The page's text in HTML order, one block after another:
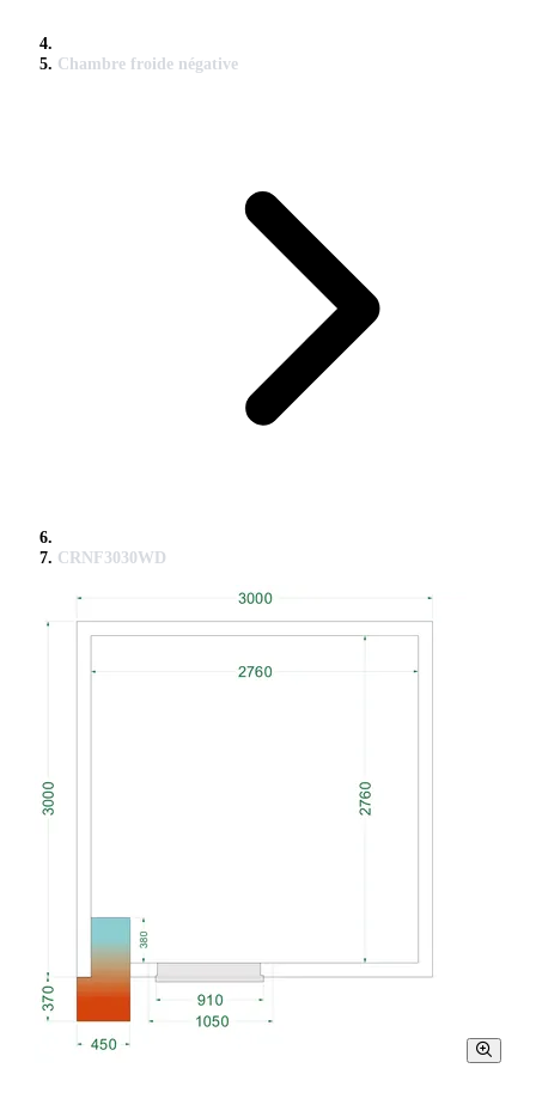
Chambre froide négative
CRNF3030WD